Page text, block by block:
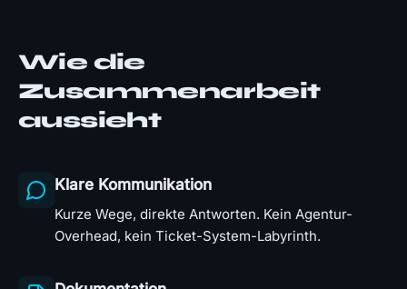
Wie die
Zusammenarbeit
aussieht
Klare Kommunikation
Kurze Wege, direkte Antworten. Kein Agentur-
Overhead, kein Ticket-System-Labyrinth.